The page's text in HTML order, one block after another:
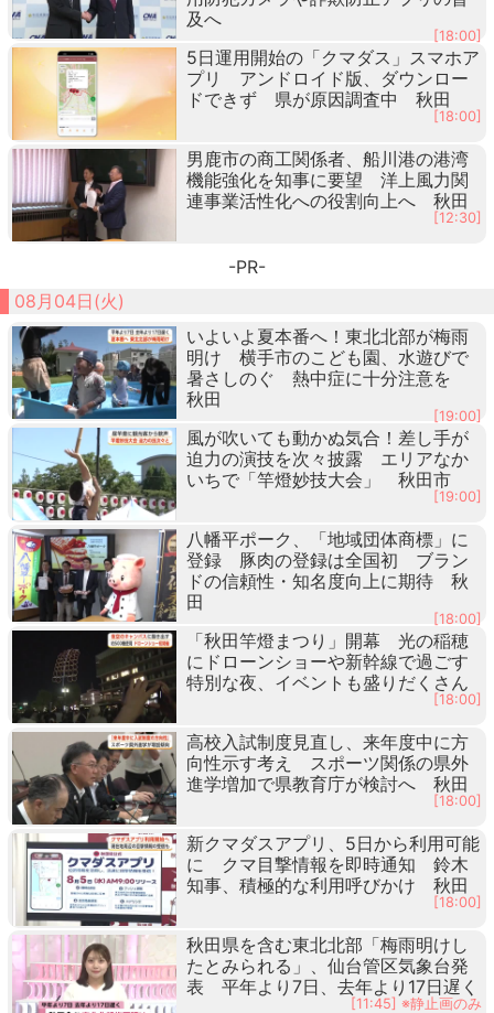
及へ
[18:00]
5日運用開始の「クマダス」スマホア
プリ アンドロイド版、ダウンロー
ドできず 県が原因調査中 秋田
[18:00]
男鹿市の商工関係者、船川港の港湾
機能強化を知事に要望 洋上風力関
連事業活性化への役割向上へ 秋田
[12:30]
-PR-
08月04日(火)
いよいよ夏本番へ！東北北部が梅雨
明け 横手市のこども園、水遊びで
暑さしのぐ 熱中症に十分注意を
秋田
[19:00]
風が吹いても動かぬ気合！差し手が
迫力の演技を次々披露 エリアなか
いちで「竿燈妙技大会」 秋田市
[19:00]
八幡平ポーク、「地域団体商標」に
登録 豚肉の登録は全国初 ブラン
ドの信頼性・知名度向上に期待 秋
田
[18:00]
「秋田竿燈まつり」開幕 光の稲穂
にドローンショーや新幹線で過ごす
特別な夜、イベントも盛りだくさん
[18:00]
高校入試制度見直し、来年度中に方
向性示す考え スポーツ関係の県外
進学増加で県教育庁が検討へ 秋田
[18:00]
新クマダスアプリ、5日から利用可能
に クマ目撃情報を即時通知 鈴木
知事、積極的な利用呼びかけ 秋田
[18:00]
秋田県を含む東北北部「梅雨明けし
たとみられる」、仙台管区気象台発
表 平年より7日、去年より17日遅く
[11:45] ※静止画のみ